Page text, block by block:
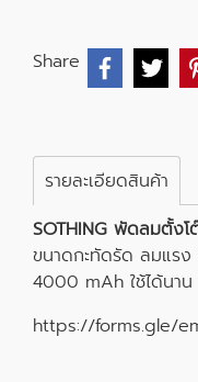
Share
รายละเอียดสินค้า
SOTHING พัดลมตั้ง
ขนาดกะทัดรัด ลมแรง
4000 mAh ใช้ได้นาน
https://forms.gle/